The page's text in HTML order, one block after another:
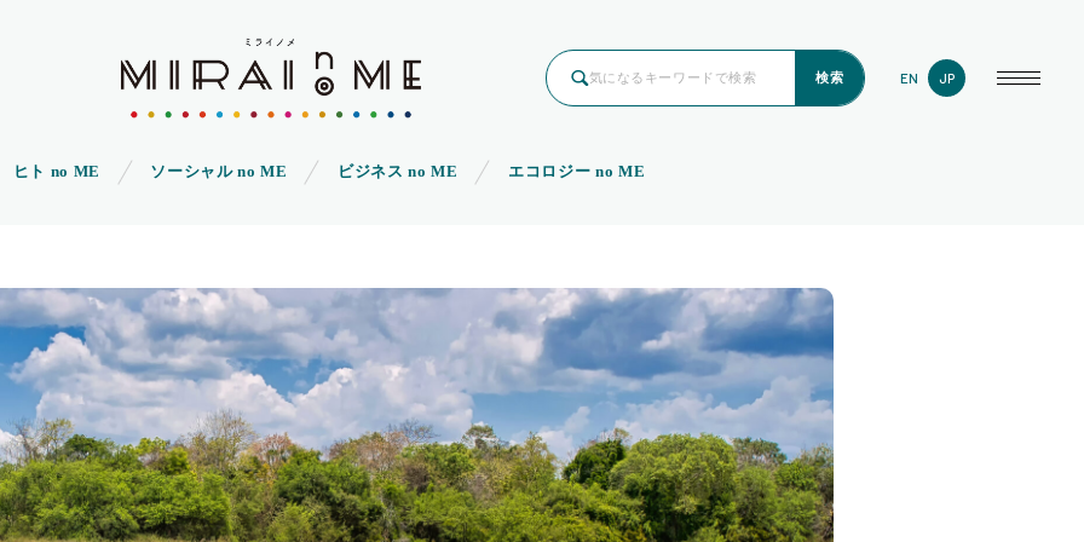
検索 EN JP
ヒト no ME ソーシャル no ME ビジネス no ME エコロジー no ME